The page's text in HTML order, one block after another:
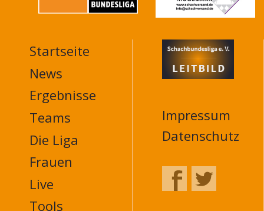
MAIN
NAVIGATION
FOOTER
Startseite
News
Ergebnisse
Teams
Die Liga
Frauen
Live
Tools
Impressum
Datenschutz